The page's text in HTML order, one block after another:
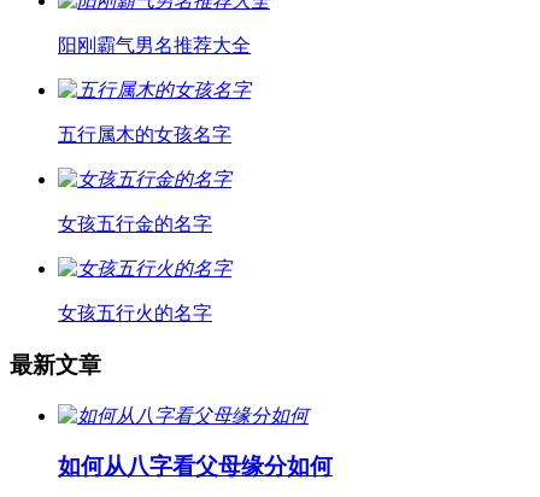
阳刚霸气男名推荐大全
五行属木的女孩名字
女孩五行金的名字
女孩五行火的名字
最新文章
如何从八字看父母缘分如何